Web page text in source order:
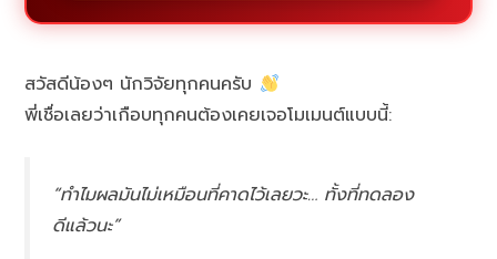
สวัสดีน้องๆ นักวิจัยทุกคนครับ
พี่เชื่อเลยว่าเกือบทุกคนต้องเคยเจอโมเมนต์แบบนี้:
“ทำไมผลมันไม่เหมือนที่คาดไว้เลยวะ… ทั้งที่ทดลอง
ดีแล้วนะ”